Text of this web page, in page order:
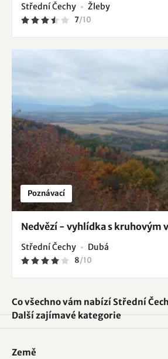
Střední Čechy Žleby
7/10
Poznávací
Nedvězí - vyhlídka s kruhovým
Střední Čechy Dubá
8/10
Co všechno vám nabízí Střední
Další zajímavé kategorie
Země